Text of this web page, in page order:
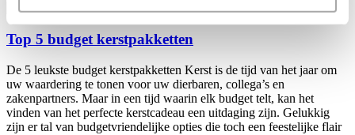
Top 5 budget kerstpakketten
De 5 leukste budget kerstpakketten Kerst is de tijd van het jaar om
uw waardering te tonen voor uw dierbaren, collega’s en
zakenpartners. Maar in een tijd waarin elk budget telt, kan het
vinden van het perfecte kerstcadeau een uitdaging zijn. Gelukkig
zijn er tal van budgetvriendelijke opties die toch een feestelijke flair